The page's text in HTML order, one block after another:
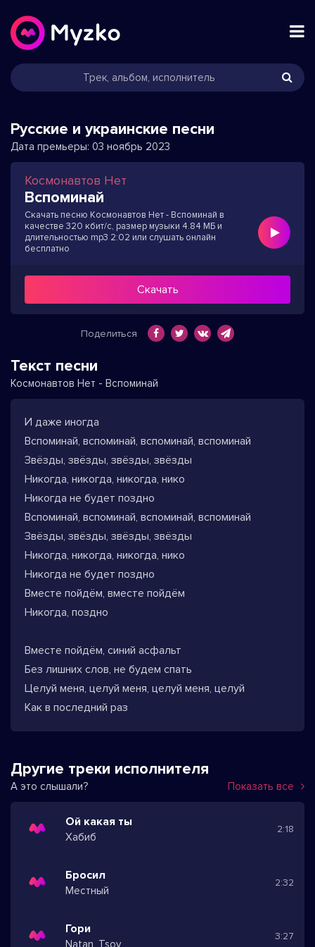
Русские и украинские песни
Дата премьеры: 03 ноябрь 2023
Космонавтов Нет
Вспоминай
Скачать песню Космонавтов Нет - Вспоминай в
качестве 320 кбит/с, размер музыки 4.84 МБ и
длительностью mp3 2:02 или слушать онлайн
бесплатно
Скачать
Поделиться
Текст песни
Космонавтов Нет - Вспоминай
И даже иногда
Вспоминай, вспоминай, вспоминай, вспоминай
Звёзды, звёзды, звёзды, звёзды
Никогда, никогда, никогда, нико
Никогда не будет поздно
Вспоминай, вспоминай, вспоминай, вспоминай
Звёзды, звёзды, звёзды, звёзды
Никогда, никогда, никогда, нико
Никогда не будет поздно
Вместе пойдём, вместе пойдём
Никогда, поздно
Вместе пойдём, синий асфальт
Без лишних слов, не будем спать
Целуй меня, целуй меня, целуй меня, целуй
Как в последний раз
Другие треки исполнителя
А это слышали? Показать все
Ой какая ты
Хабиб
2:18
Бросил
Местный
2:32
Гори
Natan, Tsoy
3:27